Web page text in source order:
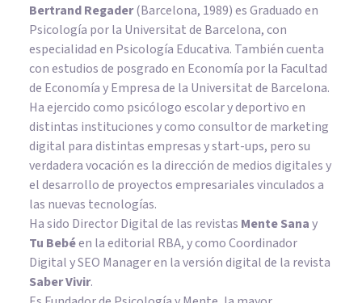
Bertrand Regader(Barcelona, 1989) es Graduado en
Psicología por la Universitat de Barcelona, con
especialidad en Psicología Educativa. También cuenta
con estudios de posgrado en Economía por la Facultad
de Economía y Empresa de la Universitat de Barcelona.
Ha ejercido como psicólogo escolar y deportivo en
distintas instituciones y como consultor de marketing
digital para distintas empresas y start-ups, pero su
verdadera vocación es la dirección de medios digitales y
el desarrollo de proyectos empresariales vinculados a
las nuevas tecnologías.
Ha sido Director Digital de las revistas Mente Sanay
Tu Bebéen la editorial RBA, y como Coordinador
Digital y SEO Manager en la versión digital de la revista
Saber Vivir.